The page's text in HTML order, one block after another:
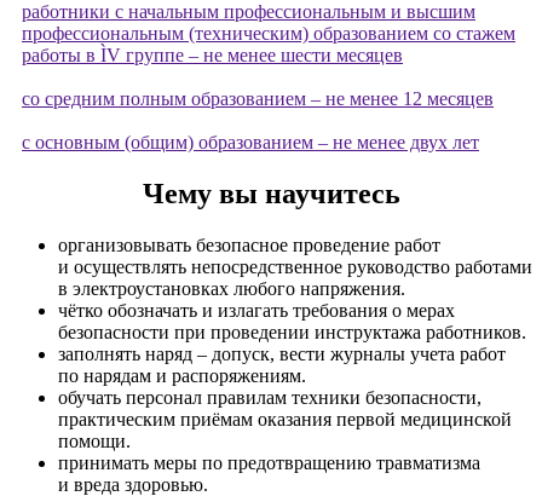
работники с начальным профессиональным и высшим
профессиональным (техническим) образованием со стажем
работы в ÌV группе – не менее шести месяцев
со средним полным образованием – не менее 12 месяцев
с основным (общим) образованием – не менее двух лет
Чему вы научитесь
организовывать безопасное проведение работ
и осуществлять непосредственное руководство работами
в электроустановках любого напряжения.
чётко обозначать и излагать требования о мерах
безопасности при проведении инструктажа работников.
заполнять наряд – допуск, вести журналы учета работ
по нарядам и распоряжениям.
обучать персонал правилам техники безопасности,
практическим приёмам оказания первой медицинской
помощи.
принимать меры по предотвращению травматизма
и вреда здоровью.